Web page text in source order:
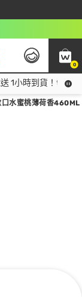
0
1小時到貨！領神
水蜜桃薄荷香460ML